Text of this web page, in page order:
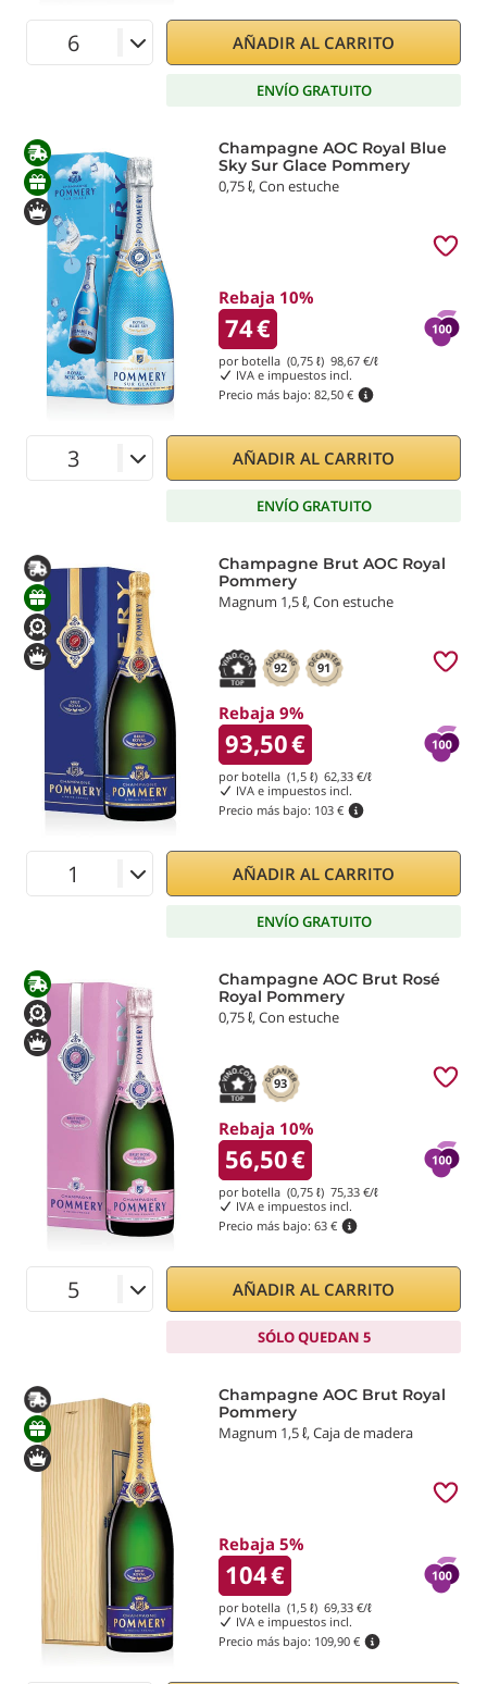
AÑADIR AL CARRITO
ENVÍO GRATUITO
Champagne AOC Royal Blue
Sky Sur Glace Pommery
0,75 ℓ, Con estuche
Rebaja 10%
74€
por botella (0,75 ℓ) 98,67€/ℓ
IVA e impuestos incl.
Precio más bajo: 82,50 €
AÑADIR AL CARRITO
ENVÍO GRATUITO
Champagne Brut AOC Royal
Pommery
Magnum 1,5 ℓ, Con estuche
92 91
Rebaja 9%
93,50€
por botella (1,5 ℓ) 62,33€/ℓ
IVA e impuestos incl.
Precio más bajo: 103 €
AÑADIR AL CARRITO
ENVÍO GRATUITO
Champagne AOC Brut Rosé
Royal Pommery
0,75 ℓ, Con estuche
93
Rebaja 10%
56,50€
por botella (0,75 ℓ) 75,33€/ℓ
IVA e impuestos incl.
Precio más bajo: 63 €
AÑADIR AL CARRITO
SÓLO QUEDAN 5
Champagne AOC Brut Royal
Pommery
Magnum 1,5 ℓ, Caja de madera
Rebaja 5%
104€
por botella (1,5 ℓ) 69,33€/ℓ
IVA e impuestos incl.
Precio más bajo: 109,90 €